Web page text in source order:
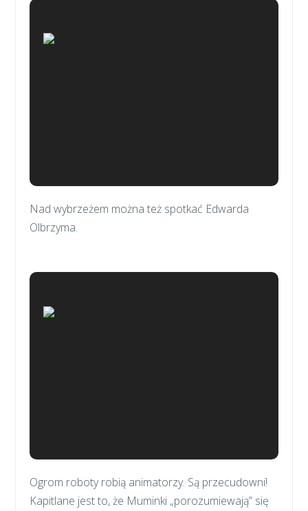
Nad wybrzeżem można też spotkać Edwarda
Olbrzyma.
Ogrom roboty robią animatorzy. Są przecudowni!
Kapitlane jest to, że Muminki „porozumiewają” się